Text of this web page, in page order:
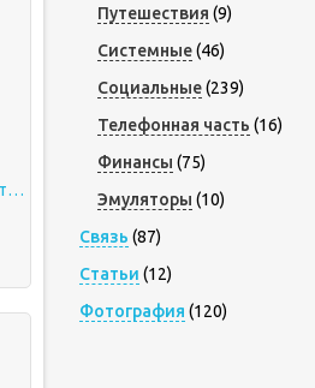
Моя кофейня: рецепты и истории — ресторан мечты взлом Мод меню Встроенный кэш
Путешествия (9)
Системные(46)
Социальные(239)
Телефонная часть (16)
Финансы (75)
Эмуляторы (10)
Связь (87)
Статьи (12)
Фотография (120)